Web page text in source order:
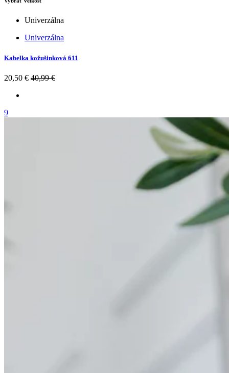
Univerzálna
Univerzálna
Kabelka kožušinková 611
20,50 € 40,99 €
9